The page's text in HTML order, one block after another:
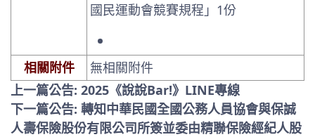
國民運動會競賽規程」1份
相關附件
無相關附件
上一篇公告: 2025《說說Bar!》LINE專線
下一篇公告: 轉知中華民國全國公務人員協會與保誠
人壽保險股份有限公司所簽並委由精聯保險經紀人股